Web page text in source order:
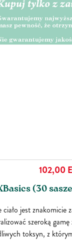
102,00
(30
ciało jest znakomicie
szeroką
toksyn, z